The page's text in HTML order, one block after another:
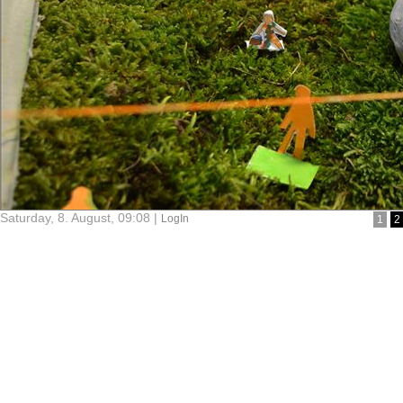
1 2
Saturday, 8. August, 09:08 | LogIn